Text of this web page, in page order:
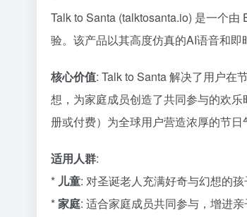
Talk to Santa (talktosanta.io) 是一个
验。该产品以其高度仿真的AI语音和即
核心价值: Talk to Santa 解决了用户在
想，为家庭成员创造了共同参与的欢
册或付费）为全球用户营造浓厚的节日
适用人群:
* 儿童: 对圣诞老人充满好奇与幻想的
*家庭: 适合家庭成员共同参与，增进